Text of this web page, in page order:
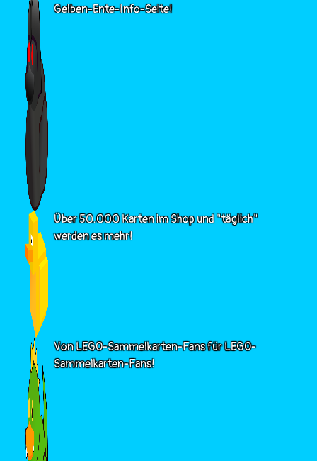
Gelben-Ente-Info-Seite!
Über 50.000 Karten im Shop und "täglich"
werden es mehr!
Von LEGO-Sammelkarten-Fans für LEGO-
Sammelkarten-Fans!